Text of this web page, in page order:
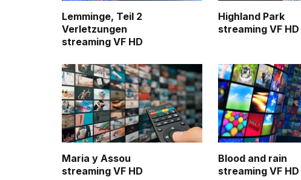
Lemminge, Teil 2
Verletzungen
streaming VF HD
Highland Park
streaming VF HD
Maria y Assou
streaming VF HD
Blood and rain
streaming VF HD